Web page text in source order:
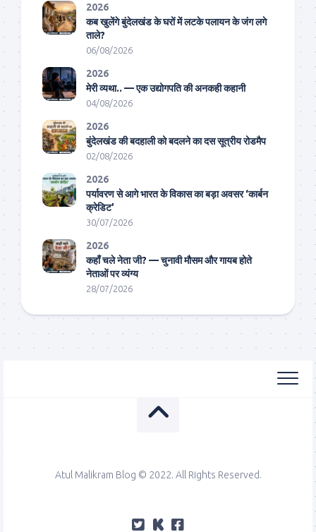
2026
कब खुलेंगे बुंदेलखंड के घरों में लटके पलायन के जंग लगे
ताले?
06/08/2026
2026
मेरी व्यथा.. — एक उद्योगपति की अनकही कहानी
04/08/2026
2026
बुंदेलखंड की बदहाली को बदलने का दस सूत्रीय रोडमैप
02/08/2026
2026
पर्यावरण से आगे भारत के विकास का बड़ा अवसर ‘कार्बन
क्रेडिट’
30/07/2026
2026
कहाँ चले नेता जी? — चुनावी मौसम और गायब होते
नेताओं पर व्यंग्य
28/07/2026
Atul Malikram Blog © 2022. All Rights Reserved.